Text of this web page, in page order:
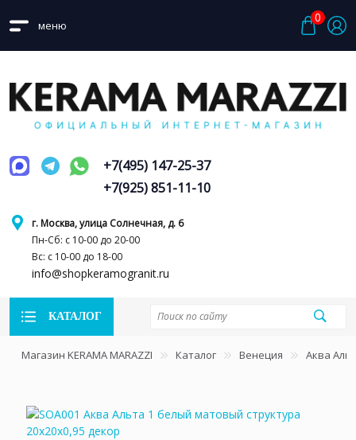
меню
0
г. Москва, улица Солнечная, д. 6
Пн-Сб: с 10-00 до 20-00
Вс: с 10-00 до 18-00
info@shopkeramogranit.ru
+7(495) 147-25-37
+7(925) 851-11-10
КАТАЛОГ
Магазин KERAMA MARAZZI Каталог Венеция Аква